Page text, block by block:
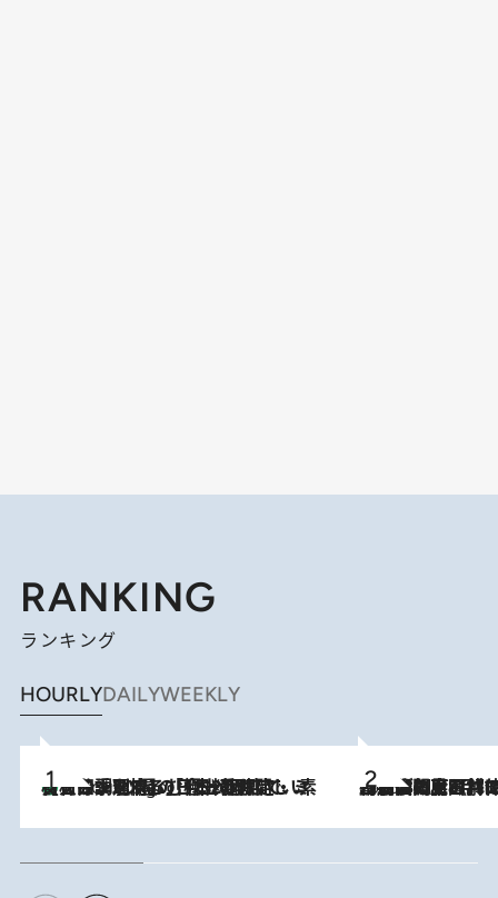
RANKING
ランキング
HOURLYDAILYWEEKLY
2 Hours Ago
【大分・別府】「今一番おいしい食材を調理する」1日2組限定・ミシュラン2ツ星の日本料理店で、素材と四季を愉しむ極上の時間 2026.8.8
「最後に見られてよかった」上野動物園の東園パンダ舎が解体前に特別公開。8月16日まで延長されたパネル展と共に辿る“半世紀”のパンダ飼育《解体工事の図面あり》